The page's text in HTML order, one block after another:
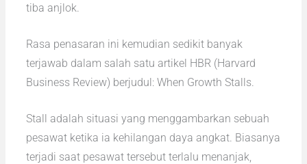
tiba anjlok.
Rasa penasaran ini kemudian sedikit banyak
terjawab dalam salah satu artikel HBR (Harvard
Business Review) berjudul: When Growth Stalls.
Stall adalah situasi yang menggambarkan sebuah
pesawat ketika ia kehilangan daya angkat. Biasanya
terjadi saat pesawat tersebut terlalu menanjak,